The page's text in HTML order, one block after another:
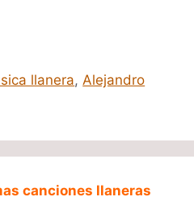
llanera, Alejandro
canciones llaneras